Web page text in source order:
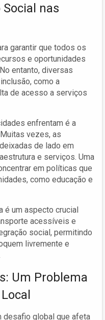
nas
garantir que todos os
e oportunidades
entanto, diversas
como a
de acesso a serviços
enfrentam é a
vezes, as
de lado em
e serviços. Uma
em políticas que
como educação e
é um aspecto crucial
acessíveis e
social, permitindo
livremente e
Um Problema
desafio global que afeta